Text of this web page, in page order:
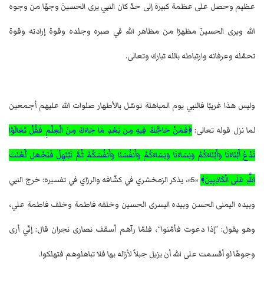
عظيم وحصل على عظمة كبيرة إلى حدّ كان النبي يرى الحسينَ وجهًا من وجوه
الله ويرى الحسينَ مظهرًا من مظاهر الله في صبره وجلده وقوة إرادته وقوة
تحمّله وعرفانه وارتباطه بالله تبارك وتعالى.
وليس هذا غريبًا فالنبي يوم المباهلة توسّل بالأطهار صلوات الله عليهم أجمعين
لما نزل قوله تعالى:﴿فَمَنْ حَاجَّكَ فِيهِ مِن بَعْدِ مَا جَاءَكَ مِنَ الْعِلْمِ فَقُلْ تَعَالَوْا
نَدْعُ أَبْنَاءَنَا وَأَبْنَاءَكُمْ وَنِسَاءَنَا وَنِسَاءَكُمْ وَأَنفُسَنَا وَأَنفُسَكُمْ ثُمَّ نَبْتَهِلْ فَنَجْعَل لَّعْنَتَ
اللَّهِ عَلَى الْكَاذِبِينَ﴾ «5»، يذكر الزمخشري في كشّافه والرزاي في تفسيره: خرج النبي
وبيده اليمنى الحسن وبيده اليسرى الحسين وخلفه فاطمة وخلف فاطمة علي،
وهو يقول: ”إذا دعوت فأمّنوا“، فلمّا رآهم أسقف نصارى نجران قال: إنّي أرى
وجوهًا لو أقسمت على الله أن يزيل جبلاً لأزاله بها فلا تباهلوهم فتهلكوا.